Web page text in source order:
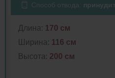
Способ отвода:
Длина: 170 см
Ширина: 116 см
Высота: 200 см